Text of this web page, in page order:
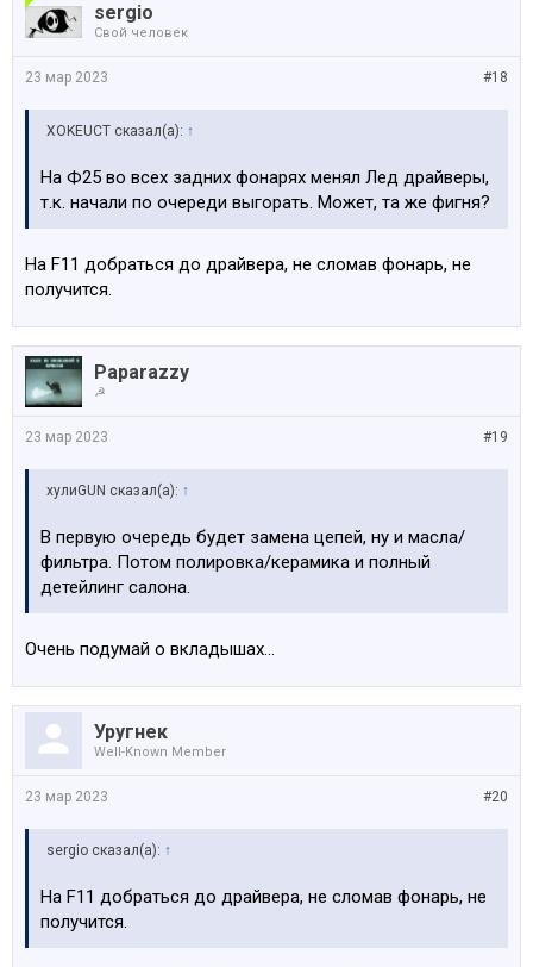
sergio
Свой человек
#18
23 мар 2023
XOKEUCT сказал(а): ↑
На Ф25 во всех задних фонарях менял Лед драйверы,
т.к. начали по очереди выгорать. Может, та же фигня?
На F11 добраться до драйвера, не сломав фонарь, не
получится.
Paparazzy
☭
#19
23 мар 2023
хулиGUN сказал(а): ↑
В первую очередь будет замена цепей, ну и масла/
фильтра. Потом полировка/керамика и полный
детейлинг салона.
Очень подумай о вкладышах…
Уругнек
Well-Known Member
#20
23 мар 2023
sergio сказал(а): ↑
На F11 добраться до драйвера, не сломав фонарь, не
получится.